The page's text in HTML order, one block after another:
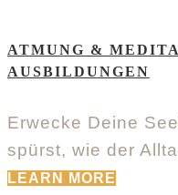
ATMUNG &
AUSBILDUNGEN
Erwecke Deine
spürst, wie der
LEARN MORE